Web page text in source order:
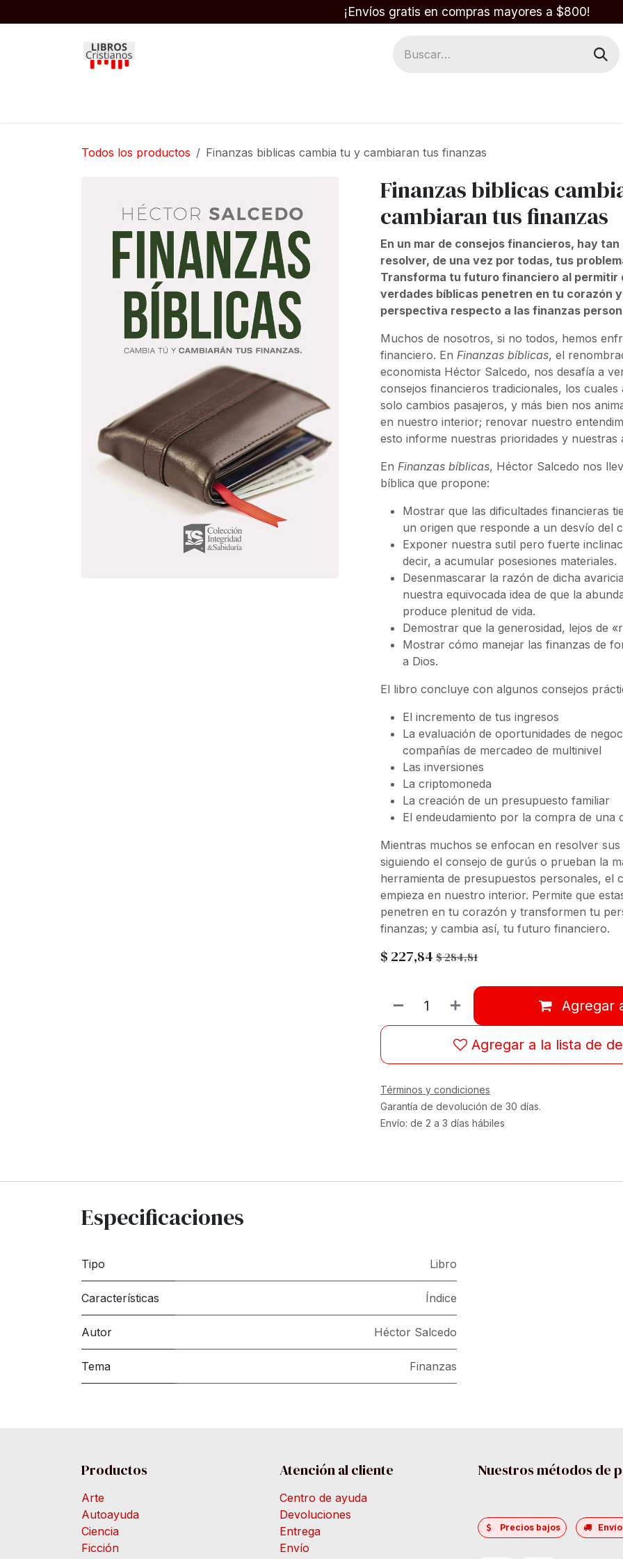
¡Envíos gratis en compras mayores a $800!
Todos los productos Finanzas biblicas cambia tu y cambiaran tus finanzas
Finanzas biblicas
cambiaran tus finanzas
En un mar de consejos financieros, hay
resolver, de una vez por todas, tus
Transforma tu futuro financiero al permitir
verdades bíblicas penetren en tu corazón
perspectiva respecto a las finanzas
Muchos de nosotros, si no todos, hemos
financiero. En Finanzas bíblicas, el
economista Héctor Salcedo, nos desafía a
consejos financieros tradicionales, los
solo cambios pasajeros, y más bien nos
en nuestro interior; renovar nuestro
esto informe nuestras prioridades y nuestras
En Finanzas bíblicas, Héctor Salcedo nos
bíblica que propone:
Mostrar que las dificultades financieras
un origen que responde a un desvío del
Exponer nuestra sutil pero fuerte
decir, a acumular posesiones materiales.
Desenmascarar la razón de dicha
nuestra equivocada idea de que la
produce plenitud de vida.
Demostrar que la generosidad, lejos de
Mostrar cómo manejar las finanzas de
a Dios.
El libro concluye con algunos consejos
El incremento de tus ingresos
La evaluación de oportunidades de
compañías de mercadeo de multinivel
Las inversiones
La criptomoneda
La creación de un presupuesto familiar
El endeudamiento por la compra de una
Mientras muchos se enfocan en resolver
siguiendo el consejo de gurús o prueban la
herramienta de presupuestos personales, el
empieza en nuestro interior. Permite que
penetren en tu corazón y transformen tu
finanzas; y cambia así, tu futuro financiero.
$ 227,84 $284,81
Agregar
Agregar a la lista de
Términos y condiciones
Garantía de devolución de 30 días.
Envío: de 2 a 3 días hábiles
Especificaciones
Tipo Libro
Características Índice
Autor Héctor Salcedo
Tema Finanzas
Productos
Arte
Autoayuda
Ciencia
Ficción
Atención al cliente
Centro de ayuda
Devoluciones
Entrega
Envío
Nuestros métodos de
Precios bajos